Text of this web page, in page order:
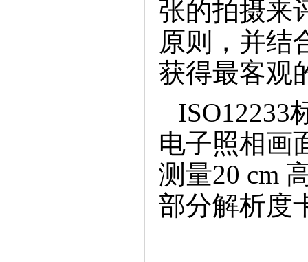
张的拍摄来
原则，并结
获得最客观
ISO12233
电子照相画
测量20cm
部分解析度